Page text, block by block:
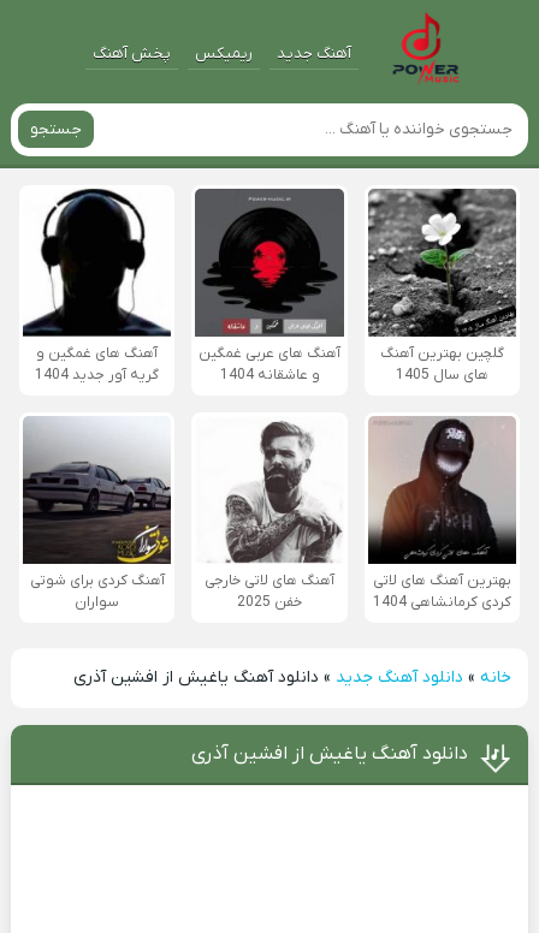
آهنگ جدید ریمیکس پخش آهنگ
جستجو
گلچین بهترین آهنگ
های سال 1405
آهنگ های عربی غمگین
و عاشقانه 1404
آهنگ های غمگین و
گریه آور جدید 1404
بهترین آهنگ های لاتی
کردی کرمانشاهی 1404
آهنگ های لاتی خارجی
خفن 2025
آهنگ کردی برای شوتی
سواران
خانه» دانلود آهنگ جدید » دانلود آهنگ یاغیش از افشین آذری
دانلود آهنگ یاغیش از افشین آذری